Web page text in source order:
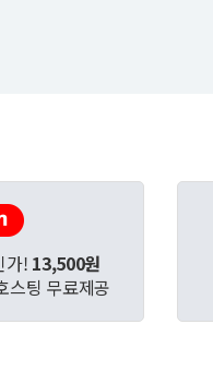
가! 13,500원
스팅 무료제공